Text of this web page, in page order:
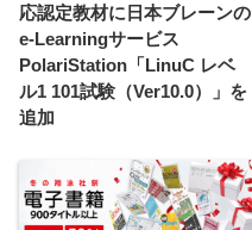
応認定教材に日本ブレーンの
e-Learningサービス
PolariStation「LinuC レベ
ル1 101試験（Ver10.0）」を
追加